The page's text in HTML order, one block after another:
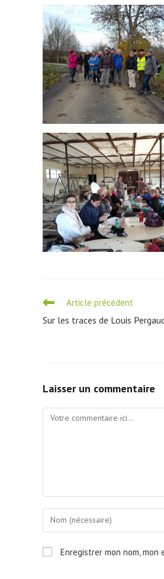
Read
articles
Article précédent
Sur les traces de Louis
Laisser un commentaire
Comment
Enter
your
or
Enregistrer mon nom,